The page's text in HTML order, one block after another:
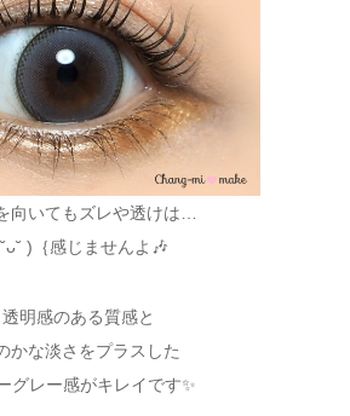
向いてもズレや透けは…
)｛感じませんよ🎶
透明感のある質感と
かな淡さをプラスした
グレー感がキレイです✨